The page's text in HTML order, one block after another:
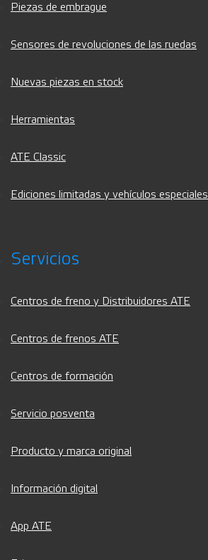
Piezas de embrague
Sensores de revoluciones de las ruedas
Nuevas piezas en stock
Herramientas
ATE Classic
Ediciones limitadas y vehículos especiales
Servicios
Centros de freno y Distribuidores ATE
Centros de frenos ATE
Centros de formación
Servicio posventa
Producto y marca original
Información digital
App ATE